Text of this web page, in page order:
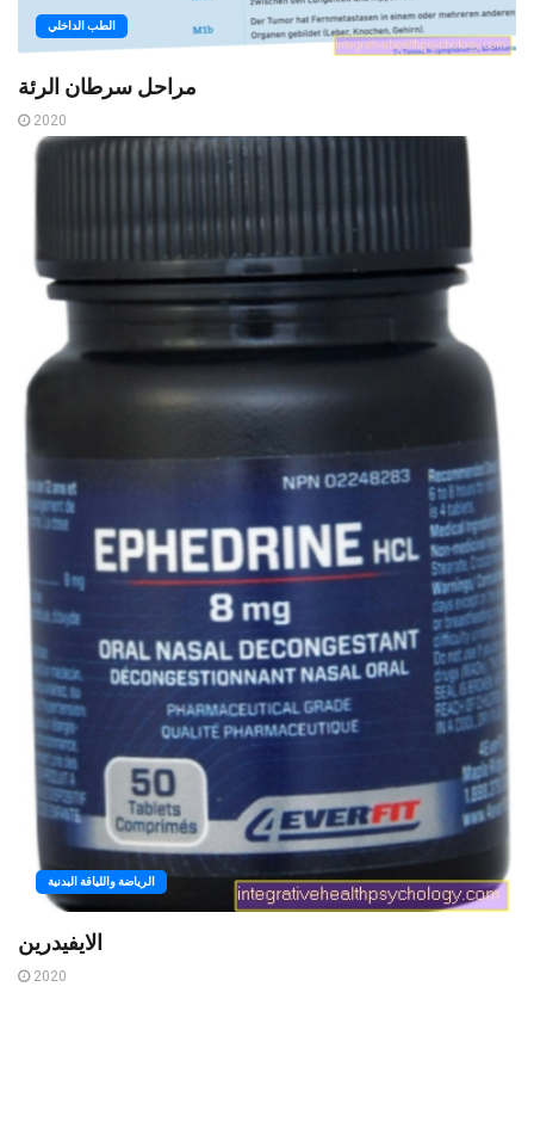
الطب الداخلي
مراحل سرطان الرئة
2020
الرياضة واللياقة البدنية
الايفيدرين
2020